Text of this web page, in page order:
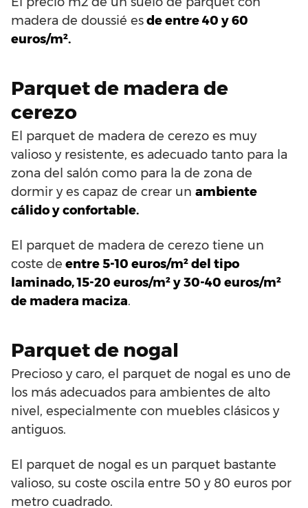
madera de doussié esde entre 40 y 60
euros/m².
Parquet de madera de
cerezo
El parquet de madera de cerezo es muy
valioso y resistente, es adecuado tanto para la
zona del salón como para la de zona de
dormir y es capaz de crear un ambiente
cálido y confortable.
El parquet de madera de cerezo tiene un
coste de entre 5-10 euros/m² del tipo
laminado, 15-20 euros/m² y 30-40 euros/m²
de madera maciza.
Parquet de nogal
Precioso y caro, el parquet de nogal es uno de
los más adecuados para ambientes de alto
nivel, especialmente con muebles clásicos y
antiguos.
El parquet de nogal es un parquet bastante
valioso, su coste oscila entre 50 y 80 euros por
metro cuadrado.